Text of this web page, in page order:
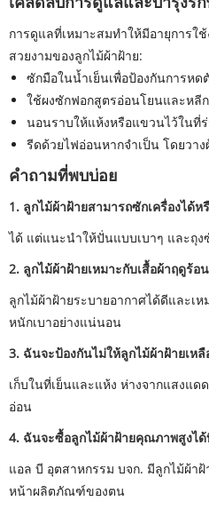
การดูแลที่เหมาะสมทำให้มีอายุการใ
สวยงามของลูกไม้ผ้าฝ้าย:
ซักมือในน้ำเย็นเพื่อป้องกันการหด
ใช้ผงซักฟอกสูตรอ่อนโยนและหลี
นอนราบให้แห้งหรือแขวนไว้ในที่
รีดด้วยไฟอ่อนหากจำเป็น โดยวาง
คำถามที่พบบ่อย
1. ลูกไม้ผ้าฝ้ายสามารถซักเครื่องได้ห
ได้ แต่แนะนำให้ปั่นแบบเบาๆ และถุง
2. ลูกไม้ผ้าฝ้ายเหมาะกับเสื้อผ้าฤดูร้อ
ลูกไม้ผ้าฝ้ายระบายอากาศได้ดีและเ
หนักเบาอย่างแน่นอน
3. ฉันจะป้องกันไม่ให้ลูกไม้ผ้าฝ้ายเหลื
เก็บในที่เย็นและแห้ง ห่างจากแสงแ
อ่อน
4. ฉันจะซื้อลูกไม้ผ้าฝ้ายคุณภาพสูงไ
แอล บี อุตสาหกรรม บจก. มีลูกไม้ผ้า
หน้าผลิตภัณฑ์ของตน